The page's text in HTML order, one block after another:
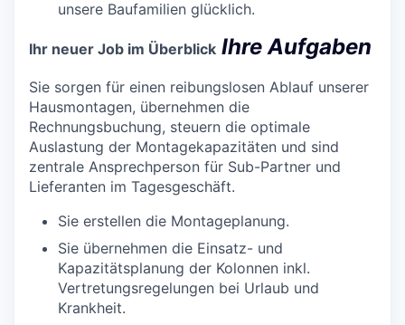
unsere Baufamilien glücklich.
Ihr neuer Job im Überblick Ihre Aufgaben
Sie sorgen für einen reibungslosen Ablauf unserer
Hausmontagen, übernehmen die
Rechnungsbuchung, steuern die optimale
Auslastung der Montagekapazitäten und sind
zentrale Ansprechperson für Sub-Partner und
Lieferanten im Tagesgeschäft.
Sie erstellen die Montageplanung.
Sie übernehmen die Einsatz- und
Kapazitätsplanung der Kolonnen inkl.
Vertretungsregelungen bei Urlaub und
Krankheit.